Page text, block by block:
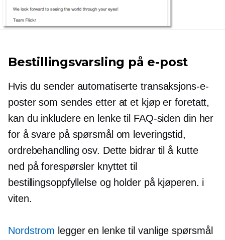
Bestillingsvarsling på e-post
Hvis du sender automatiserte transaksjons-e-
poster som sendes etter at et kjøp er foretatt,
kan du inkludere en lenke til FAQ-siden din her
for å svare på spørsmål om leveringstid,
ordrebehandling osv. Dette bidrar til å kutte
ned på forespørsler knyttet til
bestillingsoppfyllelse og holder på kjøperen. i
viten.
Nordstrom legger en lenke til vanlige spørsmål